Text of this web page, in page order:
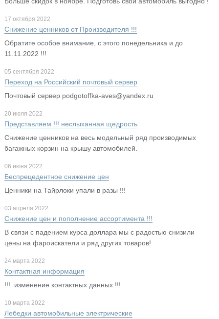
17 октября 2022
Снижение ценников от Производителя !!!
Обратите особое внимание, с этого понедельника и до
11.11.2022 !!!
05 сентября 2022
Переход на Российский почтовый сервер
Почтовый сервер podgotoffka-aves@yandex.ru
20 июля 2022
Представляем !!! неслыханная щедрость
Снижение ценников на весь модельный ряд производимых
багажных корзин на крышу автомобилей.
06 июня 2022
Беспрецедентное снижение цен
Ценники на Тайрлоки упали в разы !!!
03 апреля 2022
Снижение цен и пополнение ассортимента !!!
В связи с падением курса доллара мы с радостью снизили
цены на фароискатели и ряд других товаров!
24 марта 2022
Контактная информация
!!! изменение контактных данных !!!
10 марта 2022
Лебедки автомобильные электрические